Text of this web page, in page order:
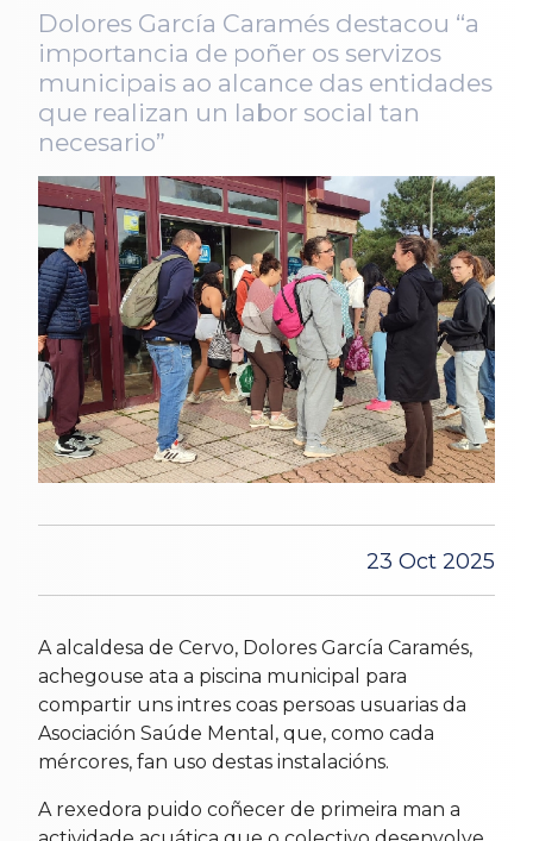
Dolores García Caramés destacou “a
importancia de poñer os servizos
municipais ao alcance das entidades
que realizan un labor social tan
necesario”
23 Oct 2025
A alcaldesa de Cervo, Dolores García Caramés,
achegouse ata a piscina municipal para
compartir uns intres coas persoas usuarias da
Asociación Saúde Mental, que, como cada
mércores, fan uso destas instalacións.
A rexedora puido coñecer de primeira man a